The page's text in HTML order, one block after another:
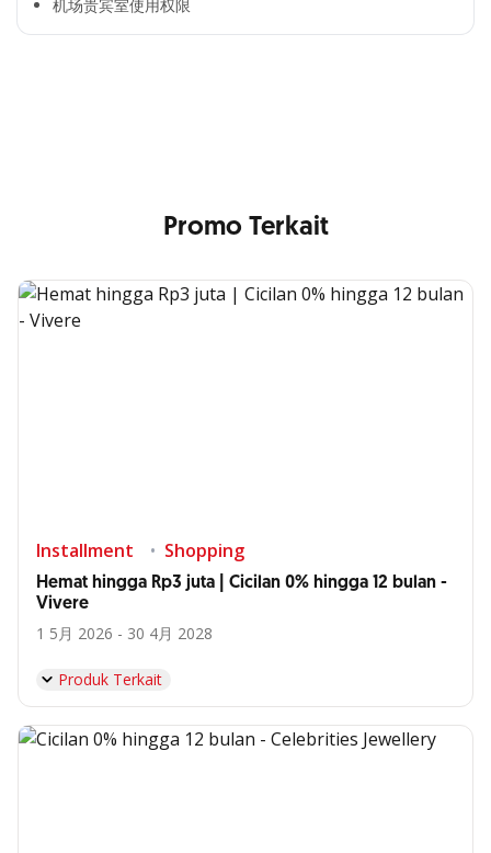
机场贵宾室使用权限​
Cross Selling Banner Global
Promo Terkait
Installment Shopping
Hemat hingga Rp3 juta | Cicilan 0% hingga 12 bulan -
Vivere
1 5月 2026 - 30 4月 2028
Produk Terkait